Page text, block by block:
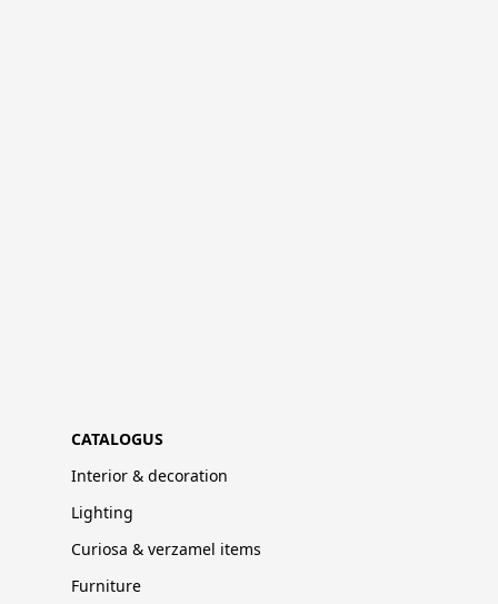
CATALOGUS
Interior & decoration
Lighting
Curiosa & verzamel items
Furniture